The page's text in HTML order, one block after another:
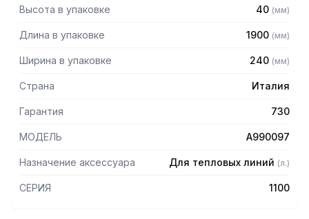
Высота в упаковке 40 (мм)
Длина в упаковке 1900 (мм)
Ширина в упаковке 240 (мм)
Страна Италия
Гарантия 730
МОДЕЛЬ A990097
Назначение аксессуара Для тепловых линий (л.)
СЕРИЯ 1100